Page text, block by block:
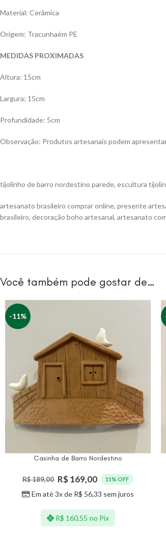
Material: Cerâmica
Origem: Tracunhaém PE
MEDIDAS PROXIMADAS
Altura: 15cm
Largura; 15cm
Profundidade: 5cm
Observação: Produtos artesanais podem
tijolinho de barro nordestino parede, escultura
artesanato brasileiro comprar online, presente
brasileiro, decoração boho artesanal, artesanato
Você também pode gostar de…
-11%
Casinha de Barro Nordestino
R$189,00 R$169,00 11% OFF
Em até 3x de R$ 56,33 sem juros
R$ 160,55 no Pix